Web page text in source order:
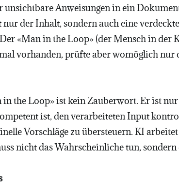
Anweisungen in ein
der Inhalt, sondern auch eine verdeckte
«Man in the Loop» (der Mensch in der
vorhanden, prüfte aber womöglich nur
the Loop» ist kein Zauberwort. Er ist
ist, den verarbeiteten Input
Vorschläge zu übersteuern. KI
nicht das Wahrscheinliche tun, sondern